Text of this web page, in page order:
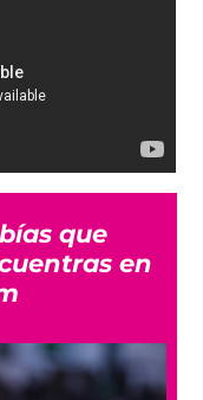
que
en